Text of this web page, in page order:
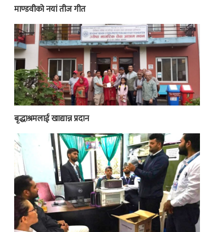
माण्डवीको नयां तीज गीत
बृद्धाश्रमलाई खाद्यान्न प्रदान